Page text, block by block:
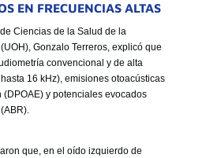
EN FRECUENCIAS ALTAS
Ciencias de la Salud de la
Gonzalo Terreros, explicó que
convencional y de alta
16 kHz), emisiones otoacústicas
y potenciales evocados
que, en el oído izquierdo de